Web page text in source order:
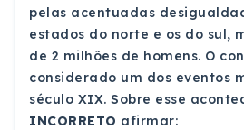
pelas acentuadas
estados do norte e os do sul,
de 2 milhões de homens. O
considerado um dos eventos
século XIX. Sobre esse
INCORRETO afirmar: